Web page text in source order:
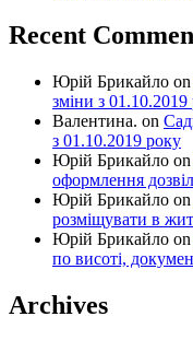
Recent
Юрій Брикайло on
зміни з 01.10.2019
Валентина. on
з 01.10.2019 року
Юрій Брикайло on
оформлення
Юрій Брикайло on
розміщувати в
Юрій Брикайло on
по висоті,
Archives